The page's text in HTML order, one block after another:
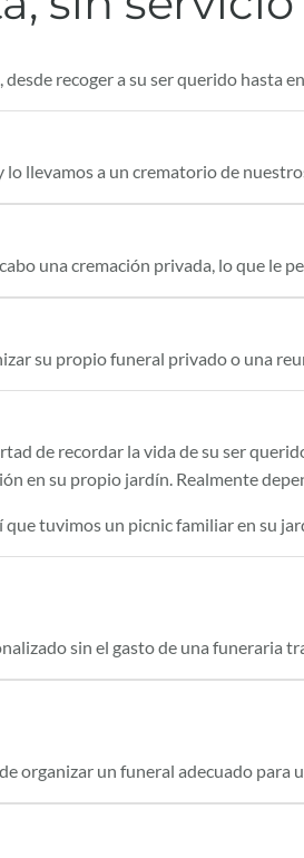
recoger a su ser querido hasta
llevamos a un crematorio de
una cremación privada, lo que le
su propio funeral privado o una
de recordar la vida de su ser
en su propio jardín. Realmente
tuvimos un picnic familiar en su
sin el gasto de una funeraria
organizar un funeral adecuado